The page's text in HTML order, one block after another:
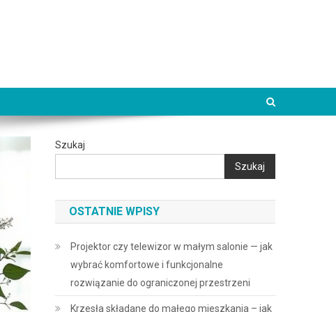
Szukaj
Szukaj
OSTATNIE WPISY
Projektor czy telewizor w małym salonie — jak
wybrać komfortowe i funkcjonalne
rozwiązanie do ograniczonej przestrzeni
Krzesła składane do małego mieszkania – jak